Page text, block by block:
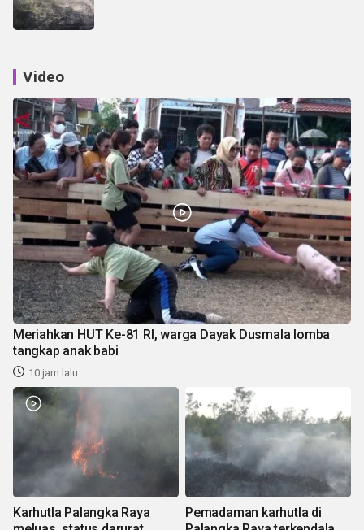
Video
Meriahkan HUT Ke-81 RI, warga Dayak Dusmala lomba
tangkap anak babi
10 jam lalu
Karhutla Palangka Raya
Pemadaman karhutla di